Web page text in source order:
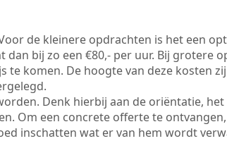
de kleinere opdrachten is het een
bij zo een €80,- per uur. Bij grotere
komen. De hoogte van deze kosten
Denk hierbij aan de oriëntatie,
Om een concrete offerte te
inschatten wat er van hem wordt